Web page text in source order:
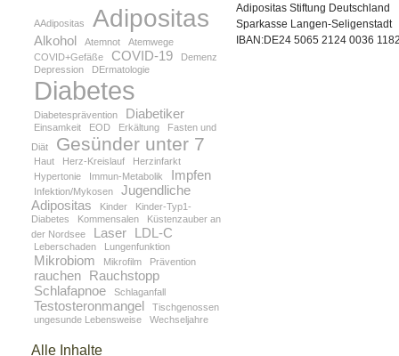
AAdipositas Adipositas
Alkohol Atemnot
Atemwege
COVID+Gefäße
COVID-19
Demenz
Depression
DErmatologie
Diabetes
Diabetesprävention Diabetiker
Einsamkeit EOD Erkältung
Fasten und
Diät
Gesünder unter 7
Haut Herz-Kreislauf
Herzinfarkt
Hypertonie
Immun-Metabolik Impfen
Infektion/Mykosen
Jugendliche
Adipositas
Kinder
Kinder-Typ1-
Diabetes
Kommensalen
Küstenzauber an
der Nordsee
Laser LDL-C
Leberschaden Lungenfunktion
Mikrobiom Mikrofilm Prävention
rauchen Rauchstopp
Schlafapnoe
Schlaganfall
Testosteronmangel
Tischgenossen
ungesunde Lebensweise
Wechseljahre
Alle Inhalte
Adipositas Stiftung Deutschland
Sparkasse Langen-Seligenstadt
IBAN:DE24 5065 2124 0036